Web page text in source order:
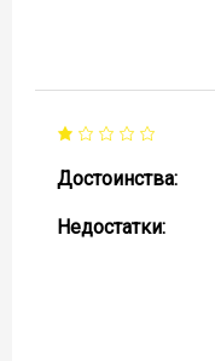
Достоинства:
Недостатки: